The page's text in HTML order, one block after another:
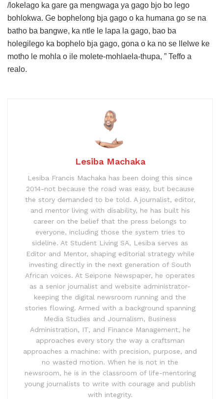
/lokelago ka gare ga mengwaga ya gago bjo bo lego
bohlokwa. Ge bophelong bja gago o ka humana go se na
batho ba bangwe, ka ntle le lapa la gago, bao ba
holegilego ka bophelo bja gago, gona o ka no se llelwe ke
motho le mohla o ile molete-mohlaela-thupa, ” Teffo a
realo.
Lesiba Machaka
Lesiba Francis Machaka has been doing this since
2014-not because the road was easy, but because
the story demanded to be told. A journalist, editor,
and mentor living with disability, he has built his
career on the belief that the press belongs to
everyone, including those the system tries to
sideline. At Student Living SA, Lesiba serves as
Editor and Mentor, shaping editorial strategy while
investing directly in the next generation of South
African voices. At Seipone Newspaper, he operates
as a senior journalist and website administrator-
keeping the digital newsroom running and the
stories flowing. Armed with a background spanning
Media Studies and Journalism, Business
Administration, IT, and Finance Management, he
approaches every story the way a craftsman
approaches a machine: with precision, purpose, and
no wasted motion. When he is not in the
newsroom, he is in the classroom of life-mentoring
young journalists to write with courage and publish
with integrity.